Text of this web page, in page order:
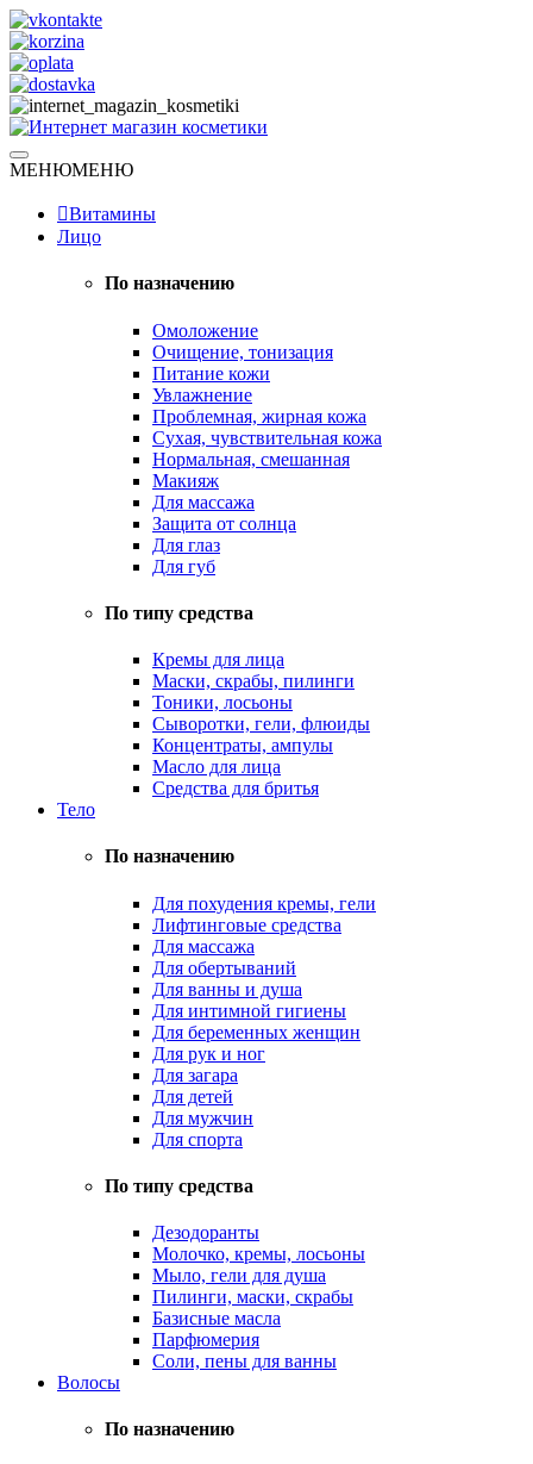
Skip
to
content
Интернет магазин косметики
Натуральная косметика
МЕНЮМЕНЮ
Витамины
Лицо
По назначению
Омоложение
Очищение, тонизация
Питание кожи
Увлажнение
Проблемная, жирная кожа
Сухая, чувствительная кожа
Нормальная, смешанная
Макияж
Для массажа
Защита от солнца
Для глаз
Для губ
По типу средства
Кремы для лица
Маски, скрабы, пилинги
Тоники, лосьоны
Сыворотки, гели, флюиды
Концентраты, ампулы
Масло для лица
Средства для бритья
Тело
По назначению
Для похудения кремы, гели
Лифтинговые средства
Для массажа
Для обертываний
Для ванны и душа
Для интимной гигиены
Для беременных женщин
Для рук и ног
Для загара
Для детей
Для мужчин
Для спорта
По типу средства
Дезодоранты
Молочко, кремы, лосьоны
Мыло, гели для душа
Пилинги, маски, скрабы
Базисные масла
Парфюмерия
Соли, пены для ванны
Волосы
По назначению